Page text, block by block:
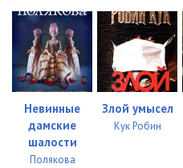
Невинные
дамские
шалости
Полякова
Злой умысел
Кук Робин